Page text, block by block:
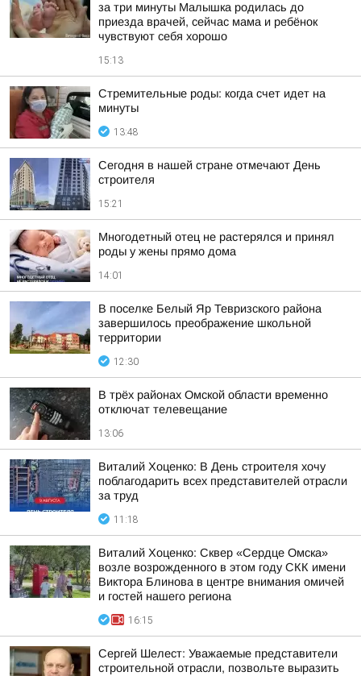
за три минуты Малышка родилась до
приезда врачей, сейчас мама и ребёнок
чувствуют себя хорошо
15:13
Стремительные роды: когда счет идет на
минуты
13:48
Сегодня в нашей стране отмечают День
строителя
15:21
Многодетный отец не растерялся и принял
роды у жены прямо дома
14:01
В поселке Белый Яр Тевризского района
завершилось преображение школьной
территории
12:30
В трёх районах Омской области временно
отключат телевещание
13:06
Виталий Хоценко: В День строителя хочу
поблагодарить всех представителей отрасли
за труд
11:18
Виталий Хоценко: Сквер «Сердце Омска»
возле возрожденного в этом году СКК имени
Виктора Блинова в центре внимания омичей
и гостей нашего региона
16:15
Сергей Шелест: Уважаемые представители
строительной отрасли, позвольте выразить